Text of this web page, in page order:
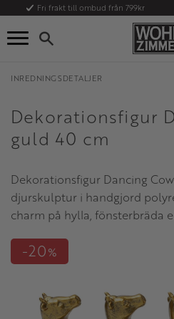
Meny
Fri frakt till ombud från 799kr
INREDNINGSDETALJER
Dekorationsfigur
guld 40 cm
Dekorationsfigur Dancing
djurskulptur i handgjord
charm på hylla, fönsterbräda
20%